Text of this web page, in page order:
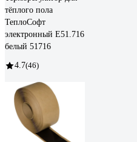
тёплого пола
ТеплоСофт
электронный E51.716
белый 51716
4.7(46)